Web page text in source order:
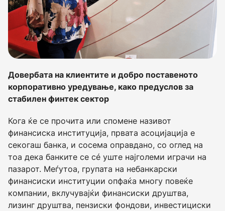
Довербата на клиентите и добро поставеното
корпоративно уредување, како предуслов за
стабилен финтек сектор
Кога ќе се прочита или спомене називот
финансиска институција, првата асоцијација е
секогаш банка, и сосема оправдано, со оглед на
тоа дека банките се сé уште најголеми играчи на
пазарот. Меѓутоа, групата на небанкарски
финансиски институции опфаќа многу повеќе
компании, вклучувајќи финансиски друштва,
лизинг друштва, пензиски фондови, инвестициски